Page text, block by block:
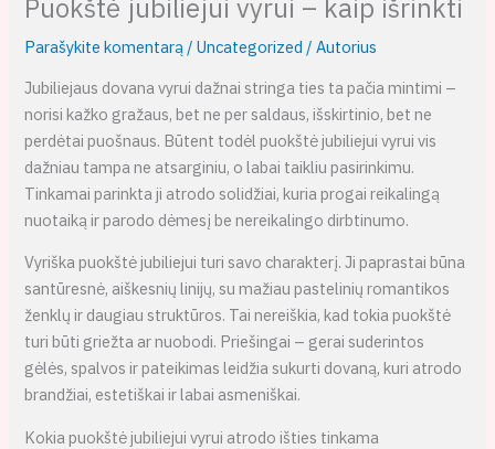
Puokštė jubiliejui vyrui – kaip išrinkti
Parašykite komentarą /Uncategorized / Autorius
Jubiliejaus dovana vyrui dažnai stringa ties ta pačia mintimi –
norisi kažko gražaus, bet ne per saldaus, išskirtinio, bet ne
perdėtai puošnaus. Būtent todėl puokštė jubiliejui vyrui vis
dažniau tampa ne atsarginiu, o labai taikliu pasirinkimu.
Tinkamai parinkta ji atrodo solidžiai, kuria progai reikalingą
nuotaiką ir parodo dėmesį be nereikalingo dirbtinumo.
Vyriška puokštė jubiliejui turi savo charakterį. Ji paprastai būna
santūresnė, aiškesnių linijų, su mažiau pastelinių romantikos
ženklų ir daugiau struktūros. Tai nereiškia, kad tokia puokštė
turi būti griežta ar nuobodi. Priešingai – gerai suderintos
gėlės, spalvos ir pateikimas leidžia sukurti dovaną, kuri atrodo
brandžiai, estetiškai ir labai asmeniškai.
Kokia puokštė jubiliejui vyrui atrodo išties tinkama